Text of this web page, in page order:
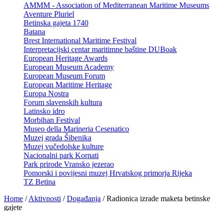
AMMM - Association of Mediterranean Maritime Museums
Aventure Pluriel
Betinska gajeta 1740
Batana
Brest International Maritime Festival
Interpretacijski centar maritimne baštine DUBoak
European Heritage Awards
European Museum Academy
European Museum Forum
European Maritime Heritage
Europa Nostra
Forum slavenskih kultura
Latinsko idro
Morbihan Festival
Museo della Marineria Cesenatico
Muzej grada Šibenika
Muzej vučedolske kulture
Nacionalni park Kornati
Park prirode Vransko jezerao
Pomorski i povijesni muzej Hrvatskog primorja Rijeka
TZ Betina
Home /Aktivnosti /Događanja /Radionica izrade maketa betinske
gajete